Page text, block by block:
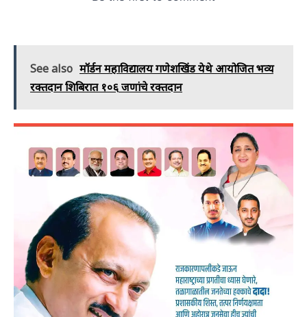
See also मॉर्डन महाविद्यालय गणेशखिंड येथे आयोजित भव्य
रक्तदान शिबिरात १०६ जणांचे रक्तदान